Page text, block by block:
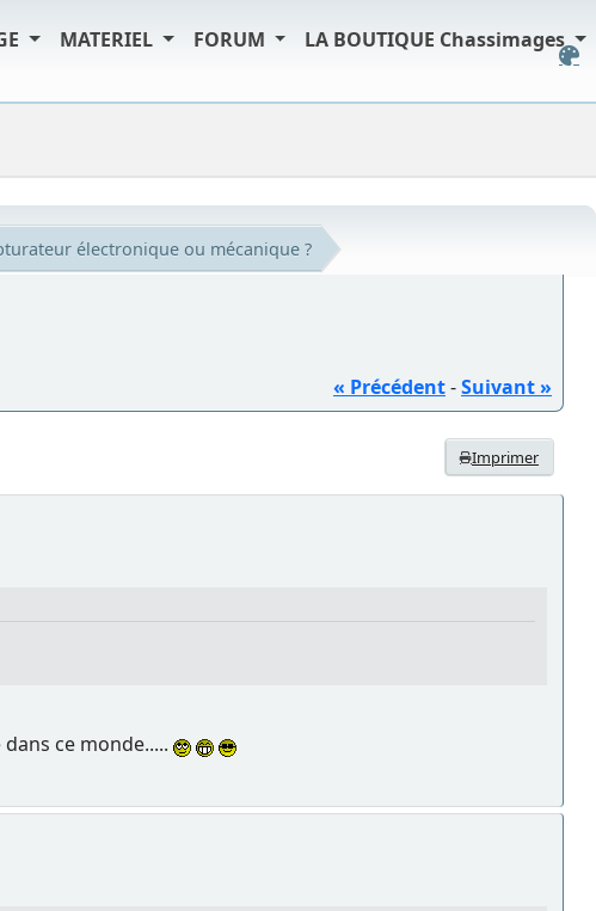
MATERIEL FORUM LA BOUTIQUE Chassimages
électronique ou mécanique ?
« Précédent-Suivant »
Imprimer
ce monde.....